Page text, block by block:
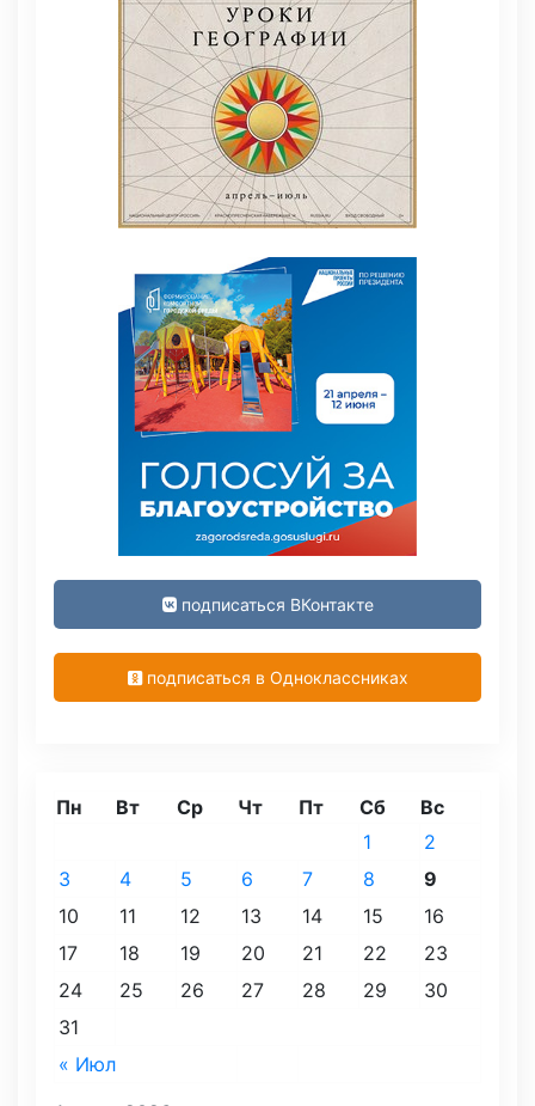
подписаться ВКонтакте
подписаться в Одноклассниках
Пн Вт Ср Чт Пт Сб Вс
« Июл
1
2
3
4 5 6 7 8
9
10
11 12 13 14 15
16
17
18 19 20 21 22
23
24
25 26 27 28 29
30
31